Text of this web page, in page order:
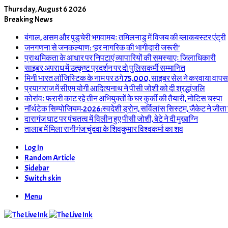
Thursday, August 6 2026
Breaking News
बंगाल, असम और पुडुचेरी भगवामयः तमिलनाडु में विजय की ब्लाकबस्टर एंट्री
जनगणना से जनकल्याण: ‘हर नागरिक की भागीदारी जरूरी’
प्राथमिकता के आधार पर निपटाएं व्यापारियों की समस्याएः जिलाधिकारी
साइबर अपराध में उत्कृष्ट प्रदर्शन पर दो पुलिसकर्मी सम्मानित
मिनी भारत लॉजिस्टिक के नाम पर ठगे 75,000, साइबर सेल ने करवाया वापस
प्रयागराज में सीएम योगी आदित्यनाथ ने पीसी जोशी को दी श्रद्धांजलि
कोरांवः फरारी काट रहे तीन अभियुक्तों के घर कुर्की की तैयारी, नोटिस चस्पा
नॉर्थटेक सिम्पोजियम-2026:स्वदेशी ड्रोन, सर्विलांस सिस्टम, जैकेट ने जीता
दारागंज घाट पर पंचतत्व में विलीन हुए पीसी जोशी, बेटे ने दी मुखाग्नि
तालाब में मिला रानीगंज चुंदवा के शिवकुमार विश्वकर्मा का शव
Log In
Random Article
Sidebar
Switch skin
Menu